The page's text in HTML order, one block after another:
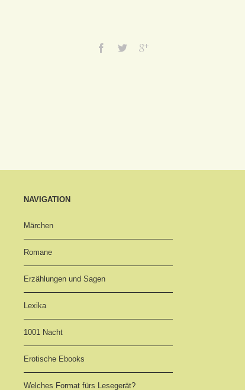
NAVIGATION
Märchen
Romane
Erzählungen und Sagen
Lexika
1001 Nacht
Erotische Ebooks
Welches Format fürs Lesegerät?